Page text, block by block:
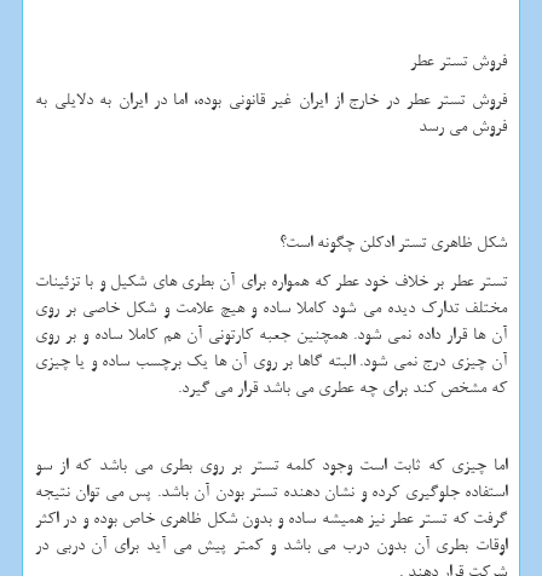
فروش تستر عطر
فروش تستر عطر در خارج از ایران غیر قانونی بوده، اما در ایران به دلایلی به
فروش می رسد
شکل ظاهری تستر ادکلن چگونه است؟
تستر عطر بر خلاف خود عطر که همواره برای آن بطری های شکیل و با تزئینات
مختلف تدارک دیده می شود کاملا ساده و هیچ علامت و شکل خاصی بر روی
آن ها قرار داده نمی شود. همچنین جعبه کارتونی آن هم کاملا ساده و بر روی
آن چیزی درج نمی شود. البته گاها بر روی آن ها یک برچسب ساده و یا چیزی
که مشخص کند برای چه عطری می باشد قرار می گیرد.
اما چیزی که ثابت است وجود کلمه تستر بر روی بطری می باشد که از سو
استفاده جلوگیری کرده و نشان دهنده تستر بودن آن باشد. پس می توان نتیجه
گرفت که تستر عطر نیز همیشه ساده و بدون شکل ظاهری خاص بوده و در اکثر
اوقات بطری آن بدون درب می باشد و کمتر پیش می آید برای آن دربی در